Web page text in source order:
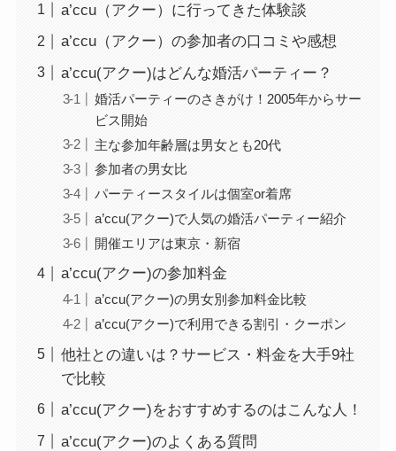
a’ccu（アクー）に行ってきた体験談
a’ccu（アクー）の参加者の口コミや感想
a’ccu(アクー)はどんな婚活パーティー？
婚活パーティーのさきがけ！2005年からサー
ビス開始
主な参加年齢層は男女とも20代
参加者の男女比
パーティースタイルは個室or着席
a’ccu(アクー)で人気の婚活パーティー紹介
開催エリアは東京・新宿
a’ccu(アクー)の参加料金
a’ccu(アクー)の男女別参加料金比較
a’ccu(アクー)で利用できる割引・クーポン
他社との違いは？サービス・料金を大手9社
で比較
a’ccu(アクー)をおすすめするのはこんな人！
a’ccu(アクー)のよくある質問